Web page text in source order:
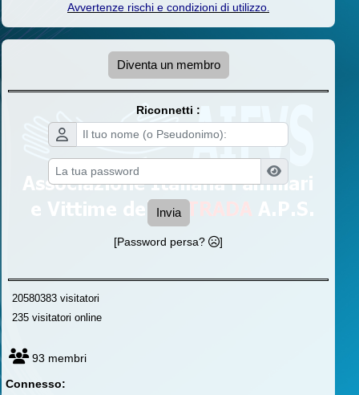
Avvertenze rischi e condizioni di utilizzo.
Diventa un membro
Riconnetti :
Invia
[Password persa? ]
20580383 visitatori
235 visitatori online
93 membri
Connesso: